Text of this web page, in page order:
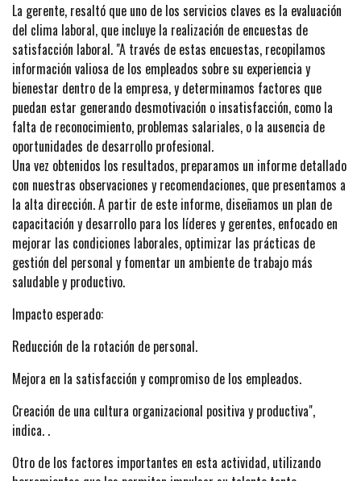
La gerente, resaltó que uno de los servicios claves es la evaluación
del clima laboral, que incluye la realización de encuestas de
satisfacción laboral. "A través de estas encuestas, recopilamos
información valiosa de los empleados sobre su experiencia y
bienestar dentro de la empresa, y determinamos factores que
puedan estar generando desmotivación o insatisfacción, como la
falta de reconocimiento, problemas salariales, o la ausencia de
oportunidades de desarrollo profesional.
Una vez obtenidos los resultados, preparamos un informe detallado
con nuestras observaciones y recomendaciones, que presentamos a
la alta dirección. A partir de este informe, diseñamos un plan de
capacitación y desarrollo para los líderes y gerentes, enfocado en
mejorar las condiciones laborales, optimizar las prácticas de
gestión del personal y fomentar un ambiente de trabajo más
saludable y productivo.
Impacto esperado:
Reducción de la rotación de personal.
Mejora en la satisfacción y compromiso de los empleados.
Creación de una cultura organizacional positiva y productiva",
indica. .
Otro de los factores importantes en esta actividad, utilizando